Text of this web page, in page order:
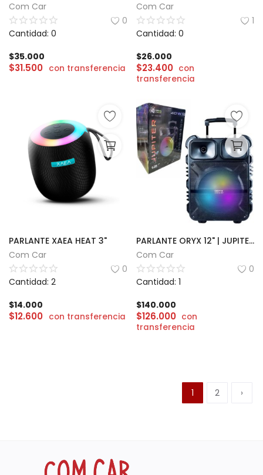
Com Car
0
Cantidad: 0
$35.000
$31.500 con transferencia
Com Car
1
Cantidad: 0
$26.000
$23.400 con
transferencia
PARLANTE XAEA HEAT 3"
Com Car
0
Cantidad: 2
$14.000
$12.600 con transferencia
PARLANTE ORYX 12" | JUPITER 40W
Com Car
0
Cantidad: 1
$140.000
$126.000 con
transferencia
1 2 ›